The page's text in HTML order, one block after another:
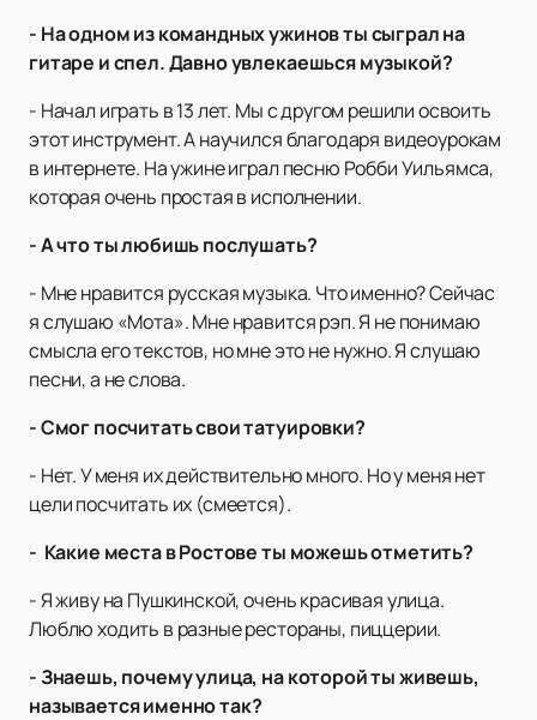
- На одном из командных ужинов ты сыграл на
гитаре и спел. Давно увлекаешься музыкой?
- Начал играть в 13 лет. Мы с другом решили освоить
этот инструмент. А научился благодаря видеоурокам
в интернете. На ужине играл песню Робби Уильямса,
которая очень простая в исполнении.
- А что ты любишь послушать?
- Мне нравится русская музыка. Что именно? Сейчас
я слушаю «Мота». Мне нравится рэп. Я не понимаю
смысла его текстов, но мне это не нужно. Я слушаю
песни, а не слова.
- Смог посчитать свои татуировки?
- Нет. У меня их действительно много. Но у меня нет
цели посчитать их (смеется).
- Какие места в Ростове ты можешь отметить?
- Я живу на Пушкинской, очень красивая улица.
Люблю ходить в разные рестораны, пиццерии.
- Знаешь, почему улица, на которой ты живешь,
называется именно так?